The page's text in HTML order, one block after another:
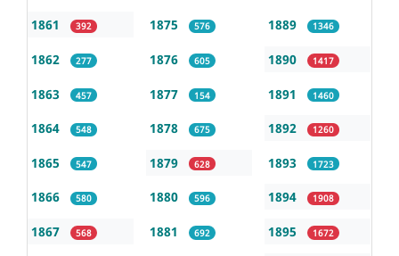
1861 392
1862 277
1863 457
1864 548
1865 547
1866 580
1867 568
1875 576
1876 605
1877 154
1878 675
1879 628
1880 596
1881 692
1889 1346
1890 1417
1891 1460
1892 1260
1893 1723
1894 1908
1895 1672